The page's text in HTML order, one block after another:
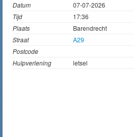
Datum
07-07-2026
Tijd
17:36
Plaats
Barendrecht
Straat
A29
Postcode
Hulpverlening
letsel